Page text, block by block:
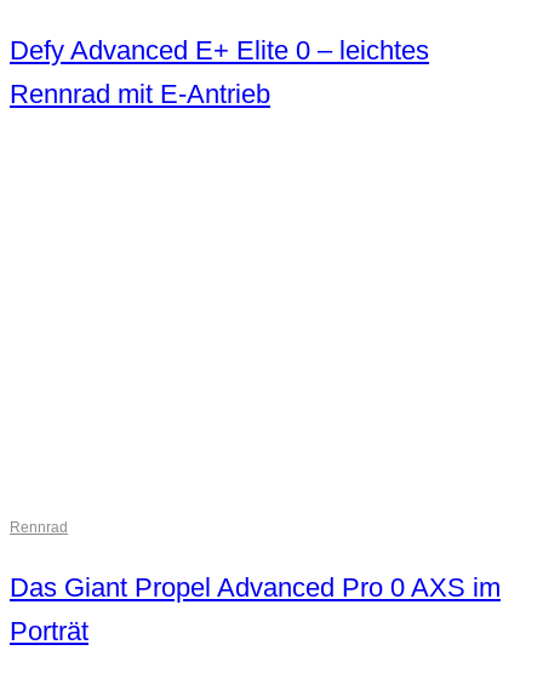
Defy Advanced E+ Elite 0 – leichtes
Rennrad mit E-Antrieb
Rennrad
Das Giant Propel Advanced Pro 0 AXS im
Porträt